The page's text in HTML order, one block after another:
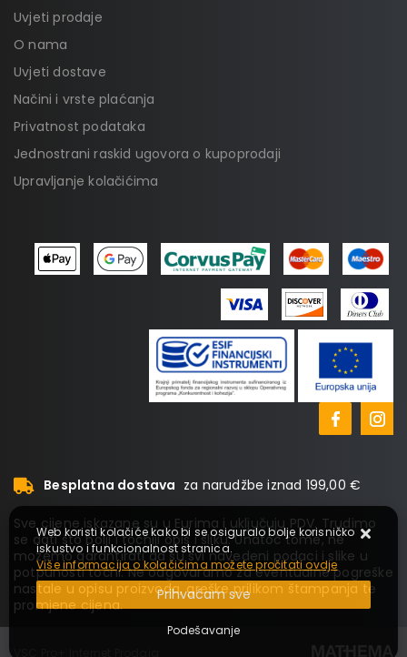
Uvjeti prodaje
O nama
Uvjeti dostave
Načini i vrste plaćanja
Privatnost podataka
Jednostrani raskid ugovora o kupoprodaji
Upravljanje kolačićima
Besplatna dostava za narudžbe iznad 199,00 €
Sve cijene iskazane su u Eurima i uključuju PDV. Trudimo
se dati što bolji i točniji opis i sliku. Unatoč tome, ne
možemo garantirati da su svi navedeni podaci i slike u
potpunosti točni. Ne odgovaramo za eventualne pogreške
nastale u opisu proizvoda, greške prilikom štampanja te
promjene cijena.
Web koristi kolačiće kako bi se osiguralo bolje korisničko
iskustvo i funkcionalnost stranica.
Više informacija o kolačićima možete pročitati ovdje
Prihvaćam sve
Podešavanje